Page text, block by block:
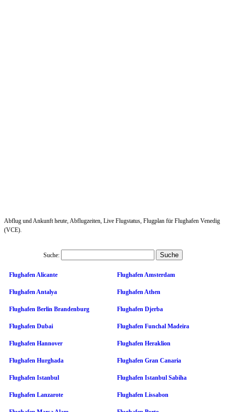
Abflug und Ankunft heute, Abflugzeiten, Live Flugstatus, Flugplan für Flughafen Venedig
(VCE).
Suche:
Flughafen Alicante Flughafen Amsterdam
Flughafen Antalya Flughafen Athen
Flughafen Berlin Brandenburg Flughafen Djerba
Flughafen Dubai Flughafen Funchal Madeira
Flughafen Hannover Flughafen Heraklion
Flughafen Hurghada Flughafen Gran Canaria
Flughafen Istanbul Flughafen Istanbul Sabiha
Flughafen Lanzarote Flughafen Lissabon